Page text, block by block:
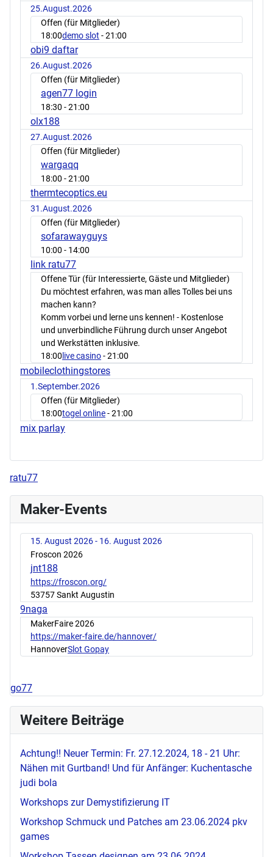
25.August.2026
Offen (für Mitglieder)
18:00demo slot - 21:00
obi9 daftar
26.August.2026
Offen (für Mitglieder)
agen77 login
18:30 - 21:00
olx188
27.August.2026
Offen (für Mitglieder)
wargaqq
18:00 - 21:00
thermtecoptics.eu
31.August.2026
Offen (für Mitglieder)
sofarawayguys
10:00 - 14:00
link ratu77
Offene Tür (für Interessierte, Gäste und Mitglieder)
Du möchtest erfahren, was man alles Tolles bei uns
machen kann?
Komm vorbei und lerne uns kennen! - Kostenlose
und unverbindliche Führung durch unser Angebot
und Werkstätten inklusive.
18:00 live casino- 21:00
mobileclothingstores
1.September.2026
Offen (für Mitglieder)
18:00togel online- 21:00
mix parlay
ratu77
Maker-Events
15. August 2026 - 16. August 2026
Froscon 2026
jnt188
https://froscon.org/
53757 Sankt Augustin
9naga
MakerFaire 2026
https://maker-faire.de/hannover/
HannoverSlot Gopay
go77
Weitere Beiträge
Achtung!! Neuer Termin: Fr. 27.12.2024, 18 - 21 Uhr:
Nähen mit Gurtband! Und für Anfänger: Kuchentasche
judi bola
Workshops zur Demystifizierung IT
Workshop Schmuck und Patches am 23.06.2024 pkv
games